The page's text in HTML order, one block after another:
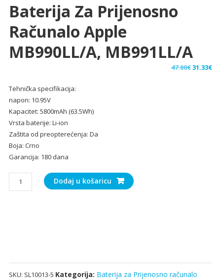
Baterija Za Prijenosno
Računalo Apple
MB990LL/A, MB991LL/A
47.00€Izvorna
31.33€
Tehnička specifikacija:
napon: 10.95V
Kapacitet: 5800mAh (63.5Wh)
Vrsta baterije: Li-ion
Zaštita od preopterećenja: Da
Boja: Crno
Garancija: 180 dana
Baterija
za
Dodaj u košaricu
SKU: SL10013-5 Kategorija: Baterija za Prijenosno računalo